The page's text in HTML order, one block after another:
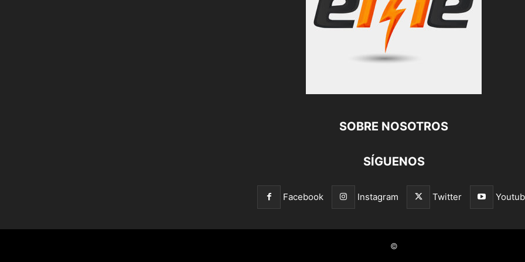
SOBRE NOSOTROS
SÍGUENOS
Facebook Instagram Twitter
©